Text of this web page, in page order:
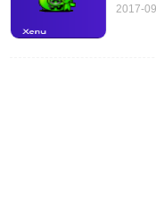
2017-